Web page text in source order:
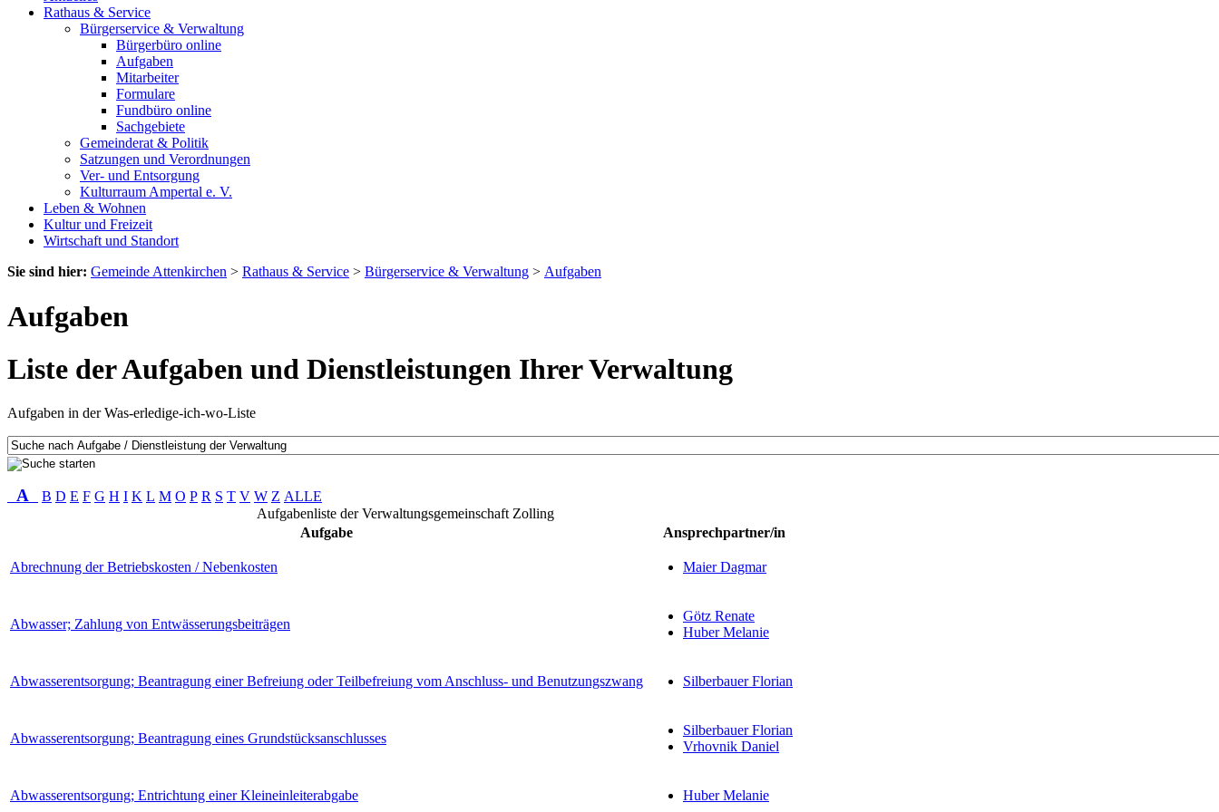
Rathaus & Service
Bürgerservice & Verwaltung
Bürgerbüro online
Aufgaben
Mitarbeiter
Formulare
Fundbüro online
Sachgebiete
Gemeinderat & Politik
Satzungen und Verordnungen
Ver- und Entsorgung
Kulturraum Ampertal e. V.
Leben & Wohnen
Kultur und Freizeit
Wirtschaft und Standort
Sie sind hier: Gemeinde Attenkirchen > Rathaus & Service > Bürgerservice & Verwaltung > Aufgaben
Aufgaben
Liste der Aufgaben und Dienstleistungen Ihrer Verwaltung
Aufgaben in der Was-erledige-ich-wo-Liste
A B D E F G H I K L M O P R S T V W Z ALLE
Aufgabenliste der Verwaltungsgemeinschaft Zolling
Aufgabe
Ansprechpartner/in
Abrechnung der Betriebskosten / Nebenkosten Maier Dagmar
Abwasser; Zahlung von Entwässerungsbeiträgen
Götz Renate
Huber Melanie
Abwasserentsorgung; Beantragung einer Befreiung oder Teilbefreiung vom Anschluss- und Benutzungszwang Silberbauer Florian
Abwasserentsorgung; Beantragung eines Grundstücksanschlusses
Silberbauer Florian
Vrhovnik Daniel
Abwasserentsorgung; Entrichtung einer Kleineinleiterabgabe Huber Melanie